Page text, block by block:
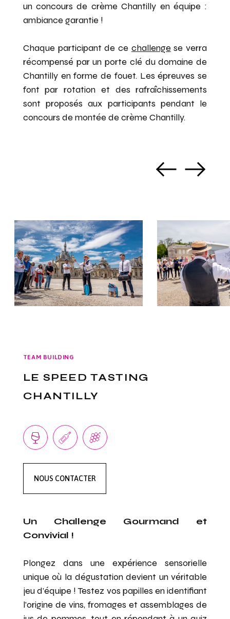
un concours de crème Chantilly en équipe :
ambiance garantie !
Chaque participant de ce challenge se verra
récompensé par un porte clé du domaine de
Chantilly en forme de fouet. Les épreuves se
font par rotation et des rafraîchissements
sont proposés aux participants pendant le
concours de montée de crème Chantilly.
TEAM BUILDING
LE SPEED TASTING
CHANTILLY
NOUS CONTACTER
Un Challenge Gourmand et
Convivial !
Plongez dans une expérience sensorielle
unique où la dégustation devient un véritable
jeu d’équipe ! Testez vos papilles en identifiant
l’origine de vins, fromages et assemblages de